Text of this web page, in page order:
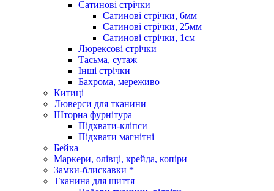
Сатинові стрічки
Сатинові стрічки, 6мм
Сатинові стрічки, 25мм
Сатинові стрічки, 1см
Люрексові стрічки
Тасьма, сутаж
Інші стрічки
Бахрома, мереживо
Китиці
Люверси для тканини
Шторна фурнітура
Підхвати-кліпси
Підхвати магнітні
Бейка
Маркери, олівці, крейда, копіри
Замки-блискавки *
Тканина для шиття